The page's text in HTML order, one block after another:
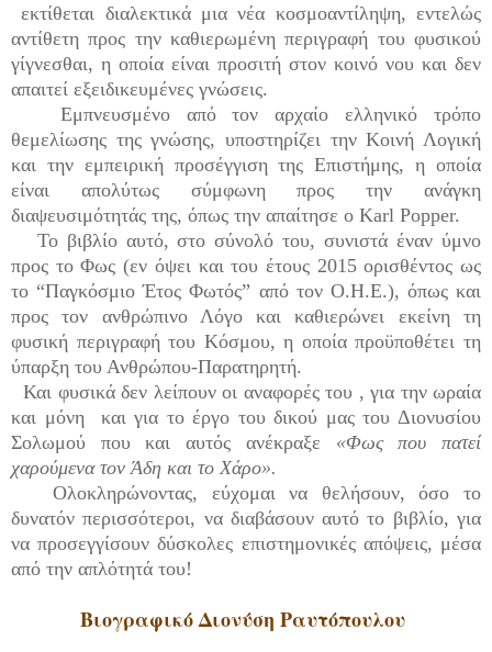
εκτίθεται διαλεκτικά μια νέα κοσμοαντίληψη, εντελώς
αντίθετη προς την καθιερωμένη περιγραφή του φυσικού
γίγνεσθαι, η οποία είναι προσιτή στον κοινό νου και δεν
απαιτεί εξειδικευμένες γνώσεις.
Εμπνευσμένο από τον αρχαίο ελληνικό τρόπο
θεμελίωσης της γνώσης, υποστηρίζει την Κοινή Λογική
και την εμπειρική προσέγγιση της Επιστήμης, η οποία
είναι απολύτως σύμφωνη προς την ανάγκη
διαψευσιμότητάς της, όπως την απαίτησε ο Karl Popper.
Το βιβλίο αυτό, στο σύνολό του, συνιστά έναν ύμνο
προς το Φως (εν όψει και του έτους 2015 ορισθέντος ως
το “Παγκόσμιο Έτος Φωτός” από τον Ο.Η.Ε.), όπως και
προς τον ανθρώπινο Λόγο και καθιερώνει εκείνη τη
φυσική περιγραφή του Κόσμου, η οποία προϋποθέτει τη
ύπαρξη του Ανθρώπου-Παρατηρητή.
Και φυσικά δεν λείπουν οι αναφορές του , για την ωραία
και μόνη και για το έργο του δικού μας του Διονυσίου
Σολωμού που και αυτός ανέκραξε «Φως που πατεί
χαρούμενα τον Άδη και το Χάρο».
Ολοκληρώνοντας, εύχομαι να θελήσουν, όσο το
δυνατόν περισσότεροι, να διαβάσουν αυτό το βιβλίο, για
να προσεγγίσουν δύσκολες επιστημονικές απόψεις, μέσα
από την απλότητά του!
Βιογραφικό Διονύση Ραυτόπουλου